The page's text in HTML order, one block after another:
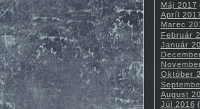
Máj 2017
Apríl
Marec
Február
Január
Október
August
Júl 2016